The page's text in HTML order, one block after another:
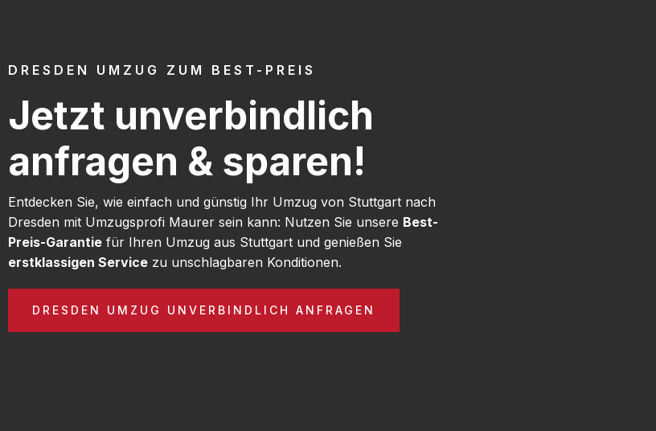
DRESDEN UMZUG ZUM BEST-PREIS
Jetzt unverbindlich
anfragen & sparen!
Entdecken Sie, wie einfach und günstig Ihr Umzug von Stuttgart nach
Dresden mit Umzugsprofi Maurer sein kann: Nutzen Sie unsere Best-
Preis-Garantie für Ihren Umzug aus Stuttgart und genießen Sie
erstklassigen Service zu unschlagbaren Konditionen.
DRESDEN UMZUG UNVERBINDLICH ANFRAGEN